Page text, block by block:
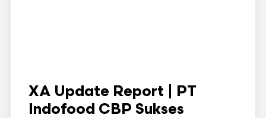
XA Update Report | PT
Indofood CBP Sukses